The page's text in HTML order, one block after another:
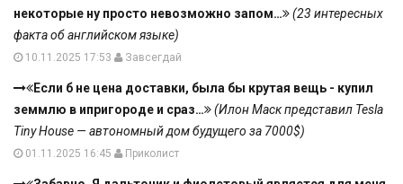
некоторые ну просто невозможно запом…
(23 интересных
факта об английском языке)
10.11.2025 17:53 Завсегдай
Если б не цена доставки, была бы крутая вещь - купил
земмлю в ипригороде и сраз…
(Илон Маск представил Tesla
Tiny House — автономный дом будущего за 7000$)
01.11.2025 16:45 Приколист